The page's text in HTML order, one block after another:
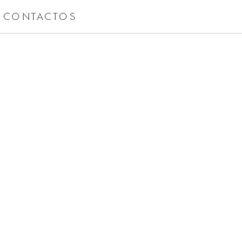
CONTACTOS
Bronce, cobre,